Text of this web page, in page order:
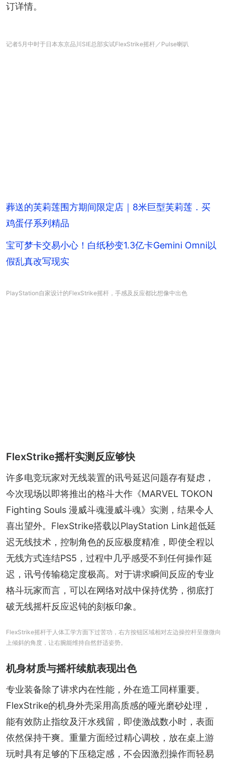
订详情。
记者5月中时于日本东京品川SIE总部实试FlexStrike摇杆／Pulse喇叭
葬送的芙莉莲围方期间限定店｜8米巨型芙莉莲．买
鸡蛋仔系列精品
宝可梦卡交易小心！白纸秒变1.3亿卡Gemini Omni以
假乱真改写现实
PlayStation自家设计的FlexStrike摇杆，手感及反应都比想像中出色
FlexStrike摇杆实测反应够快
许多电竞玩家对无线装置的讯号延迟问题存有疑虑，
今次现场以即将推出的格斗大作《MARVEL TOKON
Fighting Souls 漫威斗魂漫威斗魂》实测，结果令人
喜出望外。FlexStrike搭载以PlayStation Link超低延
迟无线技术，控制角色的反应极度精准，即使全程以
无线方式连结PS5，过程中几乎感受不到任何操作延
迟，讯号传输稳定度极高。对于讲求瞬间反应的专业
格斗玩家而言，可以在网络对战中保持优势，彻底打
破无线摇杆反应迟钝的刻板印象。
FlexStrike摇杆于人体工学方面下过苦功，右方按钮区域相对左边操控杆呈微微向
上倾斜的角度，让右腕能维持自然舒适姿势。
机身材质与摇杆续航表现出色
专业装备除了讲求内在性能，外在造工同样重要。
FlexStrike的机身外壳采用高质感的哑光磨砂处理，
能有效防止指纹及汗水残留，即使激战数小时，表面
依然保持干爽。重量方面经过精心调校，放在桌上游
玩时具有足够的下压稳定感，不会因激烈操作而轻易